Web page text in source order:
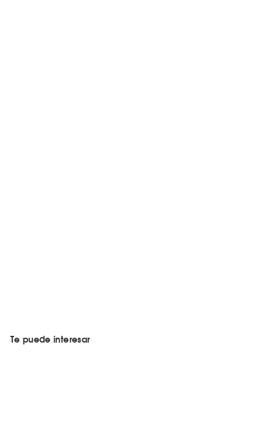
Te puede interesar